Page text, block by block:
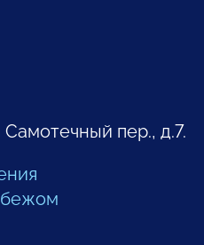
Самотечный пер., д.7.